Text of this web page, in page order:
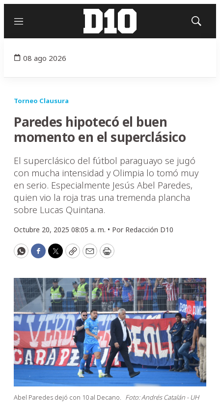
Menú
Mostrar
08 ago 2026
Torneo Clausura
Paredes hipotecó el buen
momento en el superclásico
El superclásico del fútbol paraguayo se jugó
con mucha intensidad y Olimpia lo tomó muy
en serio. Especialmente Jesús Abel Paredes,
quien vio la roja tras una tremenda plancha
sobre Lucas Quintana.
Octubre 20, 2025 08:05 a. m. • Por Redacción D10
WhatsApp
Facebook
Twitter
CopyEmailPrint
Abel Paredes dejó con 10 al Decano. Foto: Andrés Catalán - UH